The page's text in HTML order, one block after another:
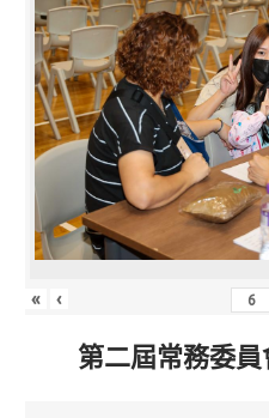
« ‹
第二屆常務委